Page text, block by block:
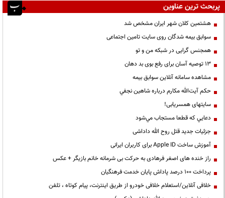
پربحث ترین عناوین
هشتمین کلان شهر ایران مشخص شد
سوابق بیمه شدگان روی سایت تامین اجتماعی
همجنس گرایی در شبکه من و تو
13 توصیه آسان برای رفع بوی بد دهان
مشاهده سامانه آنلاين سوابق بیمه
حكم آيت‌الله مكارم درباره شاهين نجفي
سایتهای همسریابی!
دعايي كه قطعا مستجاب مي‌شود
جزئیات جدید قتل روح الله داداشی
آموزش ساخت Apple ID برای کاربران ایرانی
راز خنده های اصغر فرهادی به حرکت بی شرمانه خانم بازیگر + عکس
پرداخت ۱۰۰ درصد پاداش پایان خدمت فرهنگیان
خلافی آنلاین/استعلام خلافی خودرو از طریق اینترنت، پیام کوتاه ، تلفن